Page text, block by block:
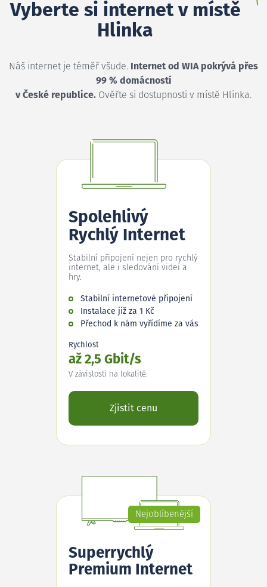
Vyberte si internet v místě
Hlinka
Náš internet je téměř všude. Internet od WIA pokrývá přes
99 % domácností
v České republice. Ověřte si dostupnosti v místě Hlinka.
Spolehlivý
Rychlý Internet
Stabilní připojení nejen pro rychlý
internet, ale i sledování videí a
hry.
Stabilní internetové připojení
Instalace již za 1 Kč
Přechod k nám vyřídíme za vás
Rychlost
až 2,5 Gbit/s
V závislosti na lokalitě.
Zjistit cenu
Nejoblíbenější
Superrychlý
Premium Internet